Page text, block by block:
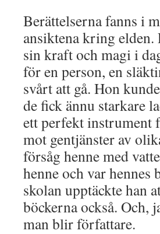
Berättelserna fanns i
ansiktena kring elden.
sin kraft och magi i
för en person, en
svårt att gå. Hon
de fick ännu starkare
ett perfekt instrument
mot gentjänster av
försåg henne med
henne och var hennes
skolan upptäckte han
böckerna också. Och,
man blir författare.